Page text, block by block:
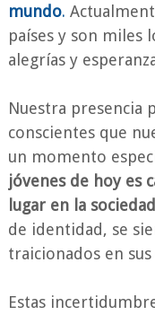
mundo.
países y son miles
alegrías y
Nuestra presencia
conscientes que
un momento
jóvenes de hoy es
lugar en la sociedad
de identidad, se
traicionados en
Estas